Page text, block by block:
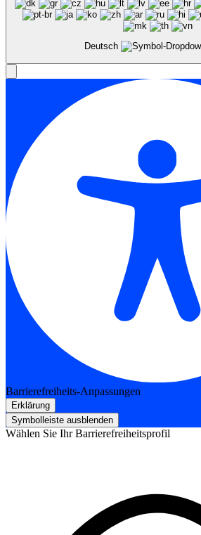
Deutsch
Barrierefreiheits-Anpassungen
Erklärung
Symbolleiste ausblenden
Wählen Sie Ihr Barrierefreiheitsprofil